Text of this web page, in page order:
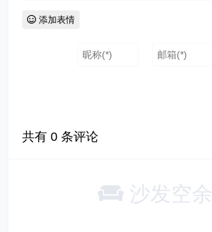
添加表情
共有0 条评论
沙发空余